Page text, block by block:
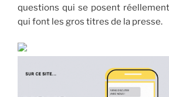
questions qui se posent
qui font les gros titres de la presse.